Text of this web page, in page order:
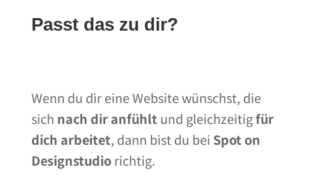
Passt das zu dir?
Wenn du dir eine Website wünschst, die
sich nach dir anfühlt und gleichzeitigfür
dich arbeitet, dann bist du bei Spot on
Designstudiorichtig.